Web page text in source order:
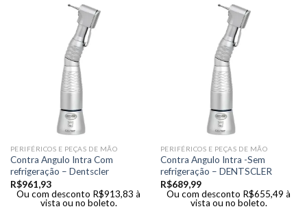
PERIFÉRICOS E PEÇAS DE MÃO
Contra Angulo Intra Com
refrigeração – Dentscler
R$961,93
Ou com desconto R$913,83 à
vista ou no boleto.
PERIFÉRICOS E PEÇAS DE MÃO
Contra Angulo Intra -Sem
refrigeração – DENTSCLER
R$689,99
Ou com desconto R$655,49 à
vista ou no boleto.